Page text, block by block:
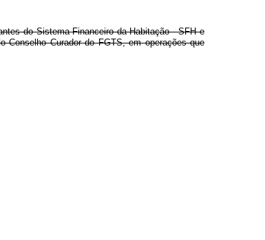
do Sistema Financeiro da Habitação - SFH e
Conselho Curador do FGTS, em operações que